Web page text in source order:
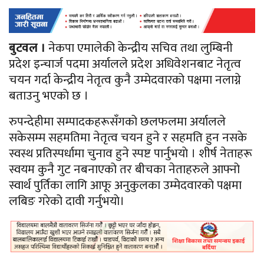
बुटवल । नेकपा एमालेकी केन्द्रीय सचिव तथा लुम्बिनी
प्रदेश इन्चार्ज पदमा अर्यालले प्रदेश अधिवेशनबाट नेतृत्व
चयन गर्दा केन्द्रीय नेतृत्व कुनै उम्मेदवारको पक्षमा नलाग्ने
बताउनु भएकाे छ ।
रुपन्देहीमा सम्पादकहरूसँगको छलफलमा अर्यालले
सकेसम्म सहमतिमा नेतृत्व चयन हुने र सहमति हुन नसके
स्वस्थ प्रतिस्पर्धामा चुनाव हुने स्पष्ट पार्नुभयाे । शीर्ष नेताहरू
स्वयम कुनै गुट नबनाएको तर बीचका नेताहरुले आफ्नो
स्वार्थ पुर्तिका लागि आफू अनुकुलका उम्मेदवारको पक्षमा
लबिङ गरेको दावी गर्नुभयाे।